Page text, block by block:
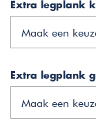
Extra legplank
Maak een
Extra legplank
Maak een